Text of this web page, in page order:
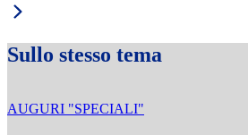
Sullo stesso tema
AUGURI "SPECIALI"